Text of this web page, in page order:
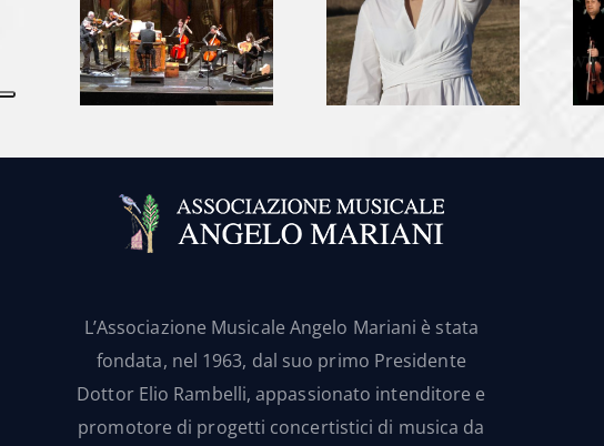
L’Associazione Musicale Angelo Mariani è stata
fondata, nel 1963, dal suo primo Presidente
Dottor Elio Rambelli, appassionato intenditore e
promotore di progetti concertistici di musica da